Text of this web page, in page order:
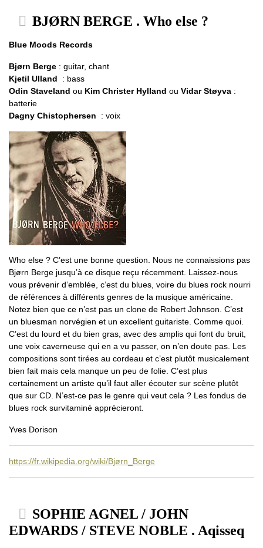
BJØRN BERGE . Who else ?
Blue Moods Records
Bjørn Berge : guitar, chant
Kjetil Ulland
: bass
Odin Staveland ou Kim Christer Hylland ou Vidar Støyva :
batterie
Dagny Chistophersen
: voix
Who else ? C’est une bonne question. Nous ne connaissions pas
Bjørn Berge jusqu’à ce disque reçu récemment. Laissez-nous
vous prévenir d’emblée, c’est du blues, voire du blues rock nourri
de références à différents genres de la musique américaine.
Notez bien que ce n’est pas un clone de Robert Johnson. C’est
un bluesman norvégien et un excellent guitariste. Comme quoi.
C’est du lourd et du bien gras, avec des amplis qui font du bruit,
une voix caverneuse qui en a vu passer, on n’en doute pas. Les
compositions sont tirées au cordeau et c’est plutôt musicalement
bien fait mais cela manque un peu de folie. C’est plus
certainement un artiste qu’il faut aller écouter sur scène plutôt
que sur CD. N’est-ce pas le genre qui veut cela ? Les fondus de
blues rock survitaminé apprécieront.
Yves Dorison
https://fr.wikipedia.org/wiki/Bjørn_Berge
SOPHIE AGNEL / JOHN
EDWARDS / STEVE NOBLE . Aqisseq